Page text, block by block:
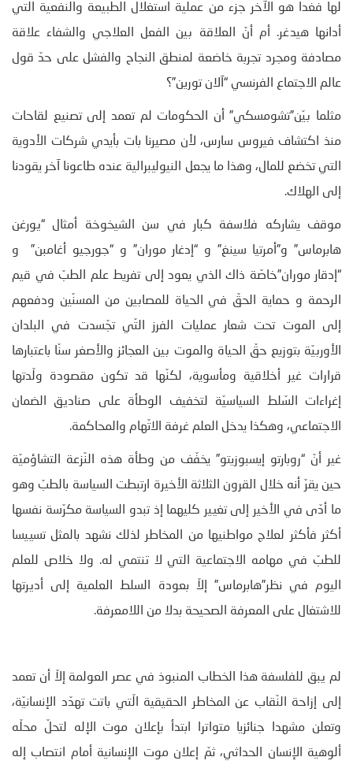
لها فغدا هو الآخر جزء من عملية استغلال الطبيعة والنفعية التي
أدانها هيدغر. أم أنّ العلاقة بين الفعل العلاجي والشفاء علاقة
مصادفة ومجرد تجربة خاضعة لمنطق النجاح والفشل على حدّ قول
عالم الاجتماع الفرنسي “آلان تورين”؟
مثلما بيّن”تشومسكي” أن الحكومات لم تعمد إلى تصنيع لقاحات
منذ اكتشاف فيروس سارس، لأن مصيرنا بات بأيدي شركات الأدوية
التي تخضع للمال، وهذا ما يجعل النيوليبرالية عنده طاعونا آخر يقودنا
إلى الهلاك.
موقف يشاركه فلاسفة كبار في سن الشيخوخة أمثال “يورغن
هابرماس” و”أمرتيا سينغ” و “إدغار موران” و “جورجيو أغامبن” و
“إدقار موران”خاصّة ذاك الذي يعود إلى تفريط علم الطبّ في قيم
الرحمة و حماية الحقّ في الحياة للمصابين من المسنّين ودفعهم
إلى الموت تحت شعار عمليات الفرز التّي تجّسدت في البلدان
الأوربيّة بتوزيع حقّ الحياة والموت بين العجائز والأصغر سنّا باعتبارها
قرارات غير أخلاقية ومأسوية، لكنّها قد تكون مقصودة ولّدتها
إغراءات السّلط السياسيّة لتخفيف الوطأة على صناديق الضمان
الاجتماعي، وهكذا يدخل العلم غرفة الاتّهام والمحاكمة.
غير أنّ “روبارتو إيسبوزيتو” يخفّف من وطأة هذه النّزعة التشاؤميّة
حين يقرّ أنه خلال القرون الثلاثة الأخيرة ارتبطت السياسة بالطبّ وهو
ما أدّى في الأخير إلى تغيير كليهما إذ تبدو السياسة مكرّسة نفسها
أكثر فأكثر لعلاج مواطنيها من المخاطر لذلك نشهد بالمثل تسييسا
للطبّ في مهامه الاجتماعية التي لا تنتمي له. ولا خلاص للعلم
اليوم في نظر”هابرماس” إلاّ بعودة السلط العلمية إلى أديرتها
للاشتغال على المعرفة الصحيحة بدلا من اللامعرفة.
لم يبق للفلسفة هذا الخطاب المنبوذ في عصر العولمة إلاّ أن تعمد
إلى إزاحة النّقاب عن المخاطر الحقيقية الّتي باتت تهدّد الإنسانيّة،
وتعلن مشهدا جنائزيا متواترا ابتدأ بإعلان موت الإله لتحلّ محلّه
ألوهية الإنسان الحداثي، ثمّ إعلان موت الإنسانية أمام انتصاب إله